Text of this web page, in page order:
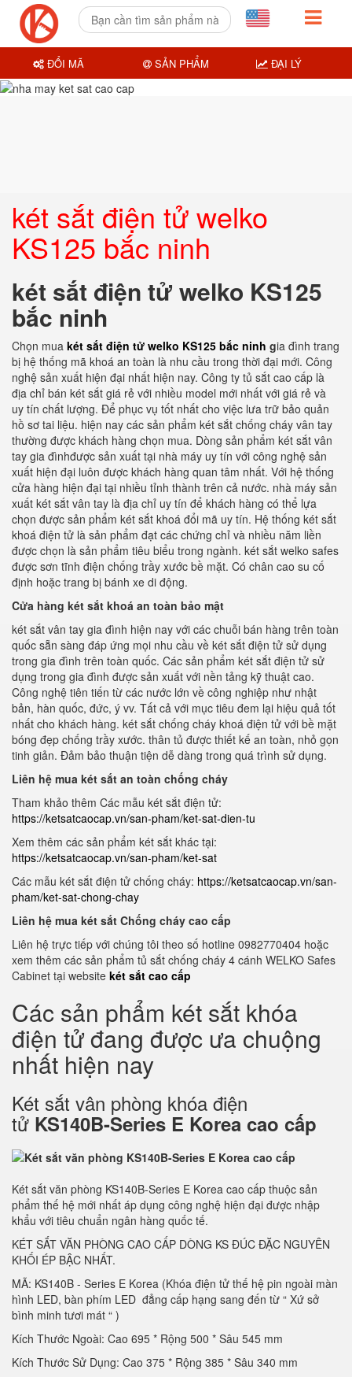
két sắt điện tử welko
KS125 bắc ninh
két sắt điện tử welko KS125
bắc ninh
Chọn mua két sắt điện tử welko KS125 bắc ninh gia đình trang
bị hệ thống mã khoá an toàn là nhu cầu trong thời đại mới. Công
nghệ sản xuất hiện đại nhất hiện nay. Công ty tủ sắt cao cấp là
địa chỉ bán két sắt giá rẻ với nhiều model mới nhất với giá rẻ và
uy tín chất lượng. Để phục vụ tốt nhất cho việc lưa trữ bảo quản
hồ sơ tai liệu. hiện nay các sản phẩm két sắt chống cháy vân tay
thường được khách hàng chọn mua. Dòng sản phẩm két sắt vân
tay gia đìnhđược sản xuất tại nhà máy uy tín với công nghệ sản
xuất hiện đại luôn được khách hàng quan tâm nhất. Với hệ thống
cửa hàng hiện đại tại nhiều tỉnh thành trên cả nước. nhà máy sản
xuất két sắt vân tay là địa chỉ uy tín để khách hàng có thể lựa
chọn được sản phẩm két sắt khoá đổi mã uy tín. Hệ thống két sắt
khoá điện tử là sản phẩm đạt các chứng chỉ và nhiều năm liền
được chọn là sản phẩm tiêu biểu trong ngành. két sắt welko safes
được sơn tĩnh điện chống trầy xước bề mặt. Có chân cao su cố
định hoặc trang bị bánh xe di động.
Cửa hàng két sắt khoá an toàn bảo mật
két sắt vân tay gia đình hiện nay với các chuỗi bán hàng trên toàn
quốc sẵn sàng đáp ứng mọi nhu cầu về két sắt điện tử sử dụng
trong gia đình trên toàn quốc. Các sản phẩm két sắt điện tử sử
dụng trong gia đình được sản xuất với nền tảng kỹ thuật cao.
Công nghệ tiên tiến từ các nước lớn về công nghiệp như nhật
bản, hàn quốc, đức, ý vv. Tất cả với mục tiêu đem lại hiệu quả tốt
nhất cho khách hàng. két sắt chống cháy khoá điện tử với bề mặt
bóng đẹp chống trầy xước. thân tủ được thiết kế an toàn, nhỏ gọn
tinh giản. Đảm bảo thuận tiện dễ dàng trong quá trình sử dụng.
Liên hệ mua két sắt an toàn chống cháy
Tham khảo thêm Các mẫu két sắt điện tử:
https://ketsatcaocap.vn/san-pham/ket-sat-dien-tu
Xem thêm các sản phẩm két sắt khác tại:
https://ketsatcaocap.vn/san-pham/ket-sat
Các mẫu két sắt điện tử chống cháy: https://ketsatcaocap.vn/san-
pham/ket-sat-chong-chay
Liên hệ mua két sắt Chống cháy cao cấp
Liên hệ trực tiếp với chúng tôi theo số hotline 0982770404 hoặc
xem thêm các sản phẩm tủ sắt chống cháy 4 cánh WELKO Safes
Cabinet tại website két sắt cao cấp
Các sản phẩm két sắt khóa
điện tử đang được ưa chuộng
nhất hiện nay
Két sắt vân phòng khóa điện
tử KS140B-Series E Korea cao cấp
Két sắt văn phòng KS140B-Series E Korea cao cấp thuộc sản
phẩm thế hệ mới nhất áp dụng công nghệ hiện đại được nhập
khẩu với tiêu chuẩn ngân hàng quốc tế.
KÉT SẮT VĂN PHÒNG CAO CẤP DÒNG KS ĐÚC ĐẶC NGUYÊN
KHỐI ÉP BẬC NHẤT.
MÃ: KS140B - Series E Korea (Khóa điện tử thế hệ pin ngoài màn
hình LED, bàn phím LED đẳng cấp hạng sang đến từ “ Xứ sở
bình minh tươi mát “ )
Kích Thước Ngoài: Cao 695 * Rộng 500 * Sâu 545 mm
Kích Thước Sử Dụng: Cao 375 * Rộng 385 * Sâu 340 mm
ĐỔI MÃ SẢN PHẨM ĐẠI LÝ